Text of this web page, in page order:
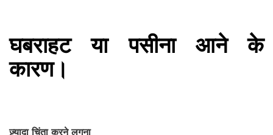
घबराहट या पसीना आने के
कारण।
ज़्यादा चिंता करने लगना